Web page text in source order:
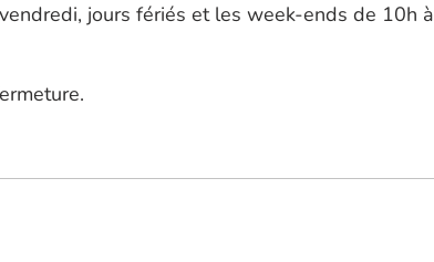
jours fériés et les week-ends de 10h à